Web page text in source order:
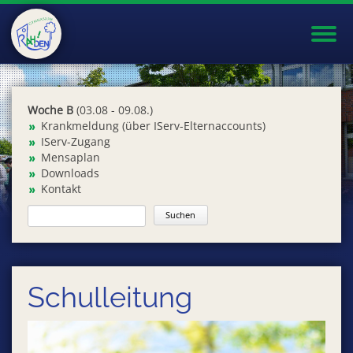
Woche B (03.08 - 09.08.)
Krankmeldung (über IServ-Elternaccounts)
IServ-Zugang
Mensaplan
Downloads
Kontakt
Schulleitung